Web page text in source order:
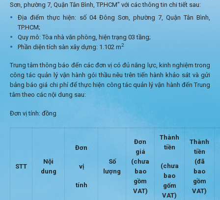
Sơn, phường 7, Quận Tân Bình, TP.HCM” với các thông tin chi tiết sau:
Địa điểm thực hiện: số 04 Đông Sơn, phường 7, Quận Tân Bình,
TP.HCM;
Quy mô: Tòa nhà văn phòng, hiện trạng 03 tầng;
Phần diện tích sàn xây dựng: 1.102 m2
Trung tâm thông báo đến các đơn vị có đủ năng lực, kinh nghiệm trong
công tác quản lý vận hành gói thầu nêu trên tiến hành khảo sát và gửi
bảng báo giá chi phí để thực hiện công tác quản lý vận hành đến Trung
tâm theo các nội dung sau:
Đơn vị tính: đồng
STT
Nội
dung
Đơn
vị
tính
Số
lượng
Đơn
giá
(chưa
bao
gồm
VAT)
Thành
tiền
(chưa
bao
gốm
VAT)
Thành
tiền
(đã
bao
gồm
VAT)